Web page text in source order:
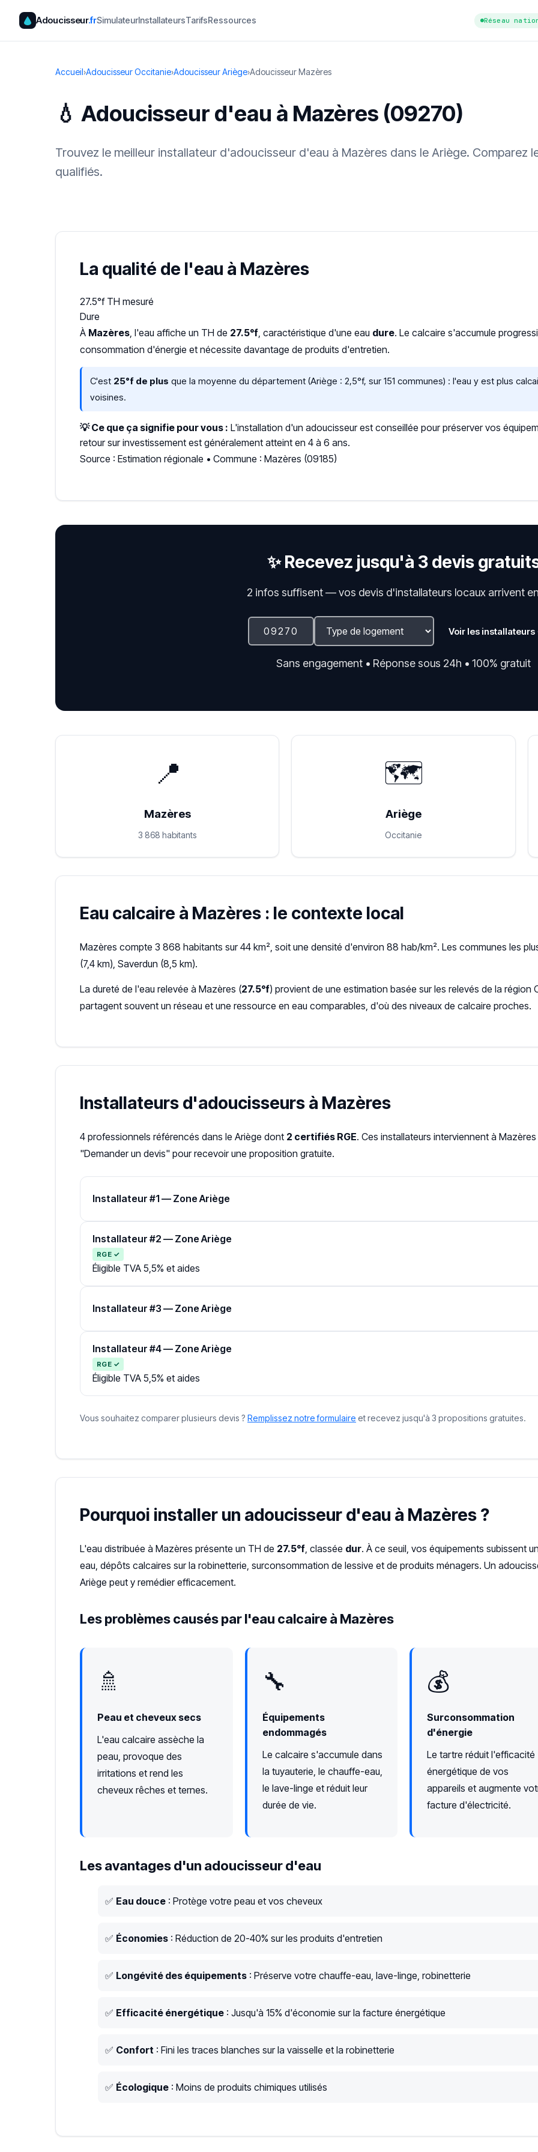
Adoucisseur.frSimulateurInstallateursTarifsRessources Réseau
Accueil›Adoucisseur Occitanie›Adoucisseur Ariège›Adoucisseur Mazères
💧 Adoucisseur d'eau à Mazères (09270)
Trouvez le meilleur installateur d'adoucisseur d'eau à Mazères dans le Ariège. Comparez
qualifiés.
La qualité de l'eau à Mazères
27.5°f TH mesuré
Dure
À Mazères, l'eau affiche un TH de 27.5°f, caractéristique d'une eau dure. Le calcaire s'accumule
consommation d'énergie et nécessite davantage de produits d'entretien.
C'est 25°f de plus que la moyenne du département (Ariège : 2,5°f, sur 151 communes) : l'eau y est plus
voisines.
💡 Ce que ça signifie pour vous : L'installation d'un adoucisseur est conseillée pour préserver vos
retour sur investissement est généralement atteint en 4 à 6 ans.
Source : Estimation régionale • Commune : Mazères (09185)
✨ Recevez jusqu'à 3 devis
2 infos suffisent — vos devis d'installateurs locaux arrivent
Voir les
Sans engagement • Réponse sous 24h • 100% gratuit
📍
Mazères
3 868 habitants
🗺️
Ariège
Occitanie
Eau calcaire à Mazères : le contexte local
Mazères compte 3 868 habitants sur 44 km², soit une densité d'environ 88 hab/km². Les communes les
(7,4 km), Saverdun (8,5 km).
La dureté de l'eau relevée à Mazères (27.5°f) provient de une estimation basée sur les relevés de la
partagent souvent un réseau et une ressource en eau comparables, d'où des niveaux de calcaire proches.
Installateurs d'adoucisseurs à Mazères
4 professionnels référencés dans le Ariège dont 2 certifiés RGE. Ces installateurs interviennent à
"Demander un devis" pour recevoir une proposition gratuite.
Installateur #1 — Zone Ariège
Installateur #2 — Zone Ariège
RGE ✓
Éligible TVA 5,5% et aides
Installateur #3 — Zone Ariège
Installateur #4 — Zone Ariège
RGE ✓
Éligible TVA 5,5% et aides
Vous souhaitez comparer plusieurs devis ? Remplissez notre formulaire et recevez jusqu'à 3 propositions gratuites.
Pourquoi installer un adoucisseur d'eau à Mazères ?
L'eau distribuée à Mazères présente un TH de 27.5°f, classée dur. À ce seuil, vos équipements subissent
eau, dépôts calcaires sur la robinetterie, surconsommation de lessive et de produits ménagers. Un
Ariège peut y remédier efficacement.
Les problèmes causés par l'eau calcaire à Mazères
🚿
Peau et cheveux secs
L'eau calcaire assèche la
peau, provoque des
irritations et rend les
cheveux rêches et ternes.
🔧
Équipements
endommagés
Le calcaire s'accumule dans
la tuyauterie, le chauffe-eau,
le lave-linge et réduit leur
durée de vie.
💰
Surconsommation
d'énergie
Le tartre réduit l'efficacité
énergétique de vos
appareils et augmente
facture d'électricité.
Les avantages d'un adoucisseur d'eau
✅ Eau douce : Protège votre peau et vos cheveux
✅ Économies : Réduction de 20-40% sur les produits d'entretien
✅ Longévité des équipements : Préserve votre chauffe-eau, lave-linge, robinetterie
✅ Efficacité énergétique : Jusqu'à 15% d'économie sur la facture énergétique
✅ Confort : Fini les traces blanches sur la vaisselle et la robinetterie
✅ Écologique : Moins de produits chimiques utilisés